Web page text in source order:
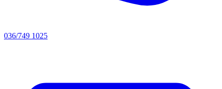
036/749 1025